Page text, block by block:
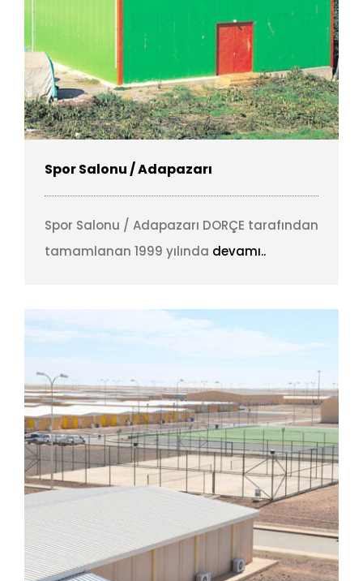
Spor Salonu / Adapazarı
Spor Salonu / Adapazarı DORÇE tarafından
tamamlanan 1999 yılında devamı..